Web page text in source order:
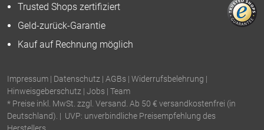
Trusted Shops zertifiziert
Geld-zurück-Garantie
Kauf auf Rechnung möglich
Impressum Datenschutz AGBs Widerrufsbelehrung
Hinweisgeberschutz Jobs Team
* Preise inkl. MwSt. zzgl. Versand. Ab 50 € versandkostenfrei (in
Deutschland). | UVP: unverbindliche Preisempfehlung des